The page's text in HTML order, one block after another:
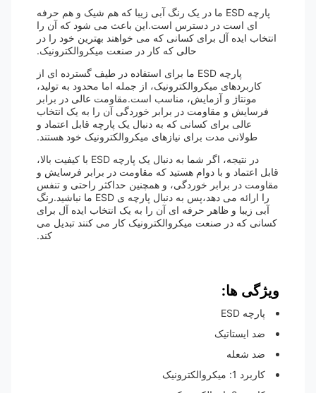
پارچه ESD ما در یک رنگ آبی زیبا که هم شیک و هم حرفه
ای است در دسترس است.این باعث می شود که آن را
انتخاب ایده آل برای کسانی که می خواهند بهترین خود را در
حالی که کار در صنعت میکروالکترونیک.
پارچه ESD ما برای استفاده در طیف گسترده ای از
کاربردهای میکروالکترونیک، از جمله اما محدود به تولید،
مونتاژ و آزمایش، مناسب است.مقاومت عالی در برابر
فرسایش و مقاومت در برابر خوردگی آن را به یک انتخاب
عالی برای کسانی که به دنبال یک پارچه قابل اعتماد و
طولانی مدت برای نیازهای میکروالکترونیک خود هستند.
در نتیجه، اگر شما به دنبال یک پارچه ESD با کیفیت بالا،
قابل اعتماد و با دوام هستید که مقاومت در برابر فرسایش و
مقاومت در برابر خوردگی، و همچنین حداکثر راحتی و تنفس
را ارائه می دهد،پس به دنبال پارچه ی ESD ما نباشید.رنگ
آبی زیبا و ظاهر حرفه ای آن را به یک انتخاب ایده آل برای
کسانی که در صنعت میکروالکترونیک کار می کنند تبدیل می
کند.
ویژگی ها:
پارچه ESD
ضد ایستاتیک
ضد شعله
کاربرد 1: میکروالکترونیک